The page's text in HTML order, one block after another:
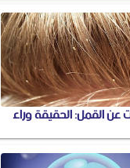
عن القمل: الحقيقة وراء